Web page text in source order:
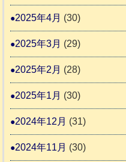
2025年4月 (30)
2025年3月 (29)
2025年2月 (28)
2025年1月 (30)
2024年12月 (31)
2024年11月 (30)